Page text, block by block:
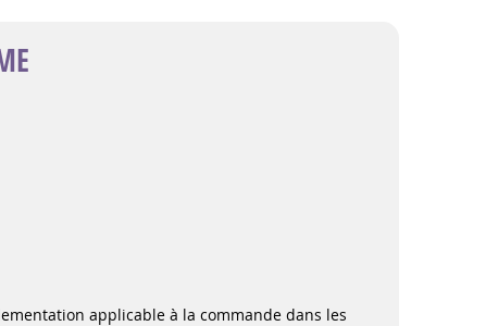
applicable à la commande dans les